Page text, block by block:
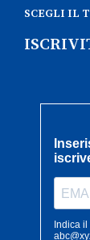
SCEGLI IL